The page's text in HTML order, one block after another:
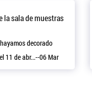
la sala de muestras
decorado
11 de abr...--06 Mar